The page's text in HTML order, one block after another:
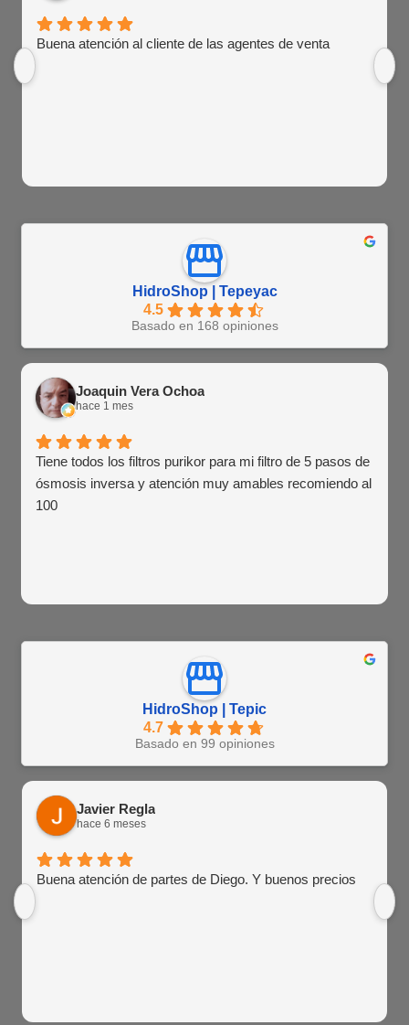
Buena atención al cliente de las agentes de venta
HidroShop | Tepeyac
4.5
Basado en 168 opiniones
Joaquin Vera Ochoa
hace 1 mes
Tiene todos los filtros purikor para mi filtro de 5 pasos de
ósmosis inversa y atención muy amables recomiendo al
100
HidroShop | Tepic
4.7
Basado en 99 opiniones
Javier Regla
hace 6 meses
Buena atención de partes de Diego. Y buenos precios